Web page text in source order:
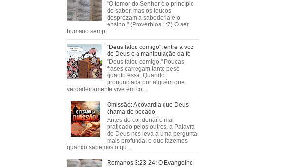
"O temor do Senhor é o princípio
do saber, mas os loucos
desprezam a sabedoria e o
ensino." (Provérbios 1:7) O ser
humano semp...
"Deus falou comigo": entre a voz
de Deus e a manipulação da fé
"Deus falou comigo." Poucas
frases carregam tanto peso
quanto essa. Quando
pronunciada por alguém que
verdadeiramente vive em co...
Omissão: A covardia que Deus
chama de pecado
Antes de condenar o mal
praticado pelos outros, a Palavra
de Deus nos leva a uma pergunta
mais profunda: o que fazemos
quando sabemos o qu...
Romanos 3:23-24: O Evangelho